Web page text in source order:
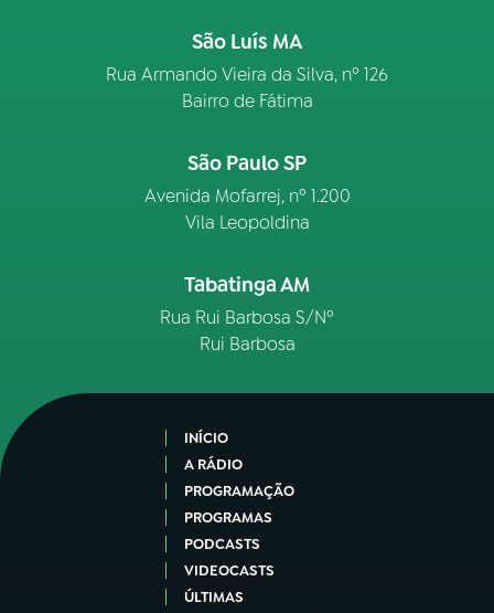
São Luís MA
Rua Armando Vieira da Silva, nº 126
Bairro de Fátima
São Paulo SP
Avenida Mofarrej, nº 1.200
Vila Leopoldina
Tabatinga AM
Rua Rui Barbosa S/Nº
Rui Barbosa
INÍCIO
A RÁDIO
PROGRAMAÇÃO
PROGRAMAS
PODCASTS
VIDEOCASTS
ÚLTIMAS